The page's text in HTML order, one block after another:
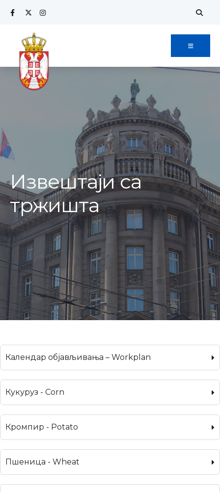
Извештаји са
тржишта
Календар објављивања – Workplan
Кукуруз - Corn
Кромпир - Potato
Пшеница - Wheat